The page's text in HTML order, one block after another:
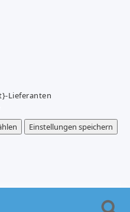
Lieferanten
Einstellungen speichern